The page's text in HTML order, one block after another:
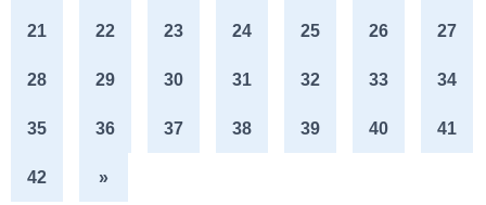
21 22 23 24 25 26 27
28 29 30 31 32 33 34
35 36 37 38 39 40 41
42 »